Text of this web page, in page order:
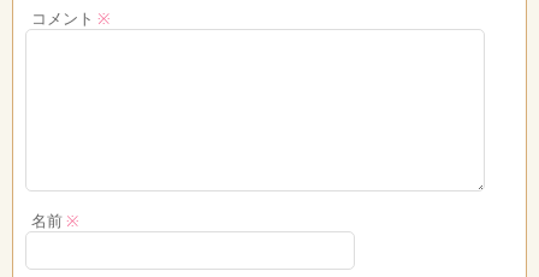
コメント ※
名前※